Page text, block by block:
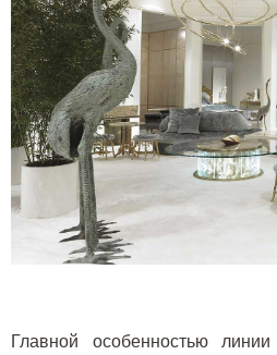
Главной особенностью линии